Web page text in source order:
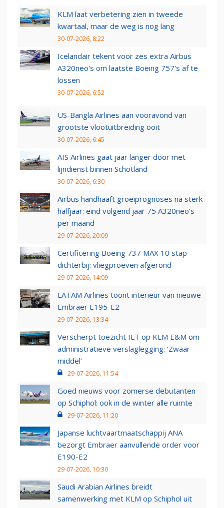
KLM laat verbetering zien in tweede
kwartaal, maar de weg is nog lang
30-07-2026, 8:22
Icelandair tekent voor zes extra Airbus
A320neo's om laatste Boeing 757's af te
lossen
30-07-2026, 6:52
US-Bangla Airlines aan vooravond van
grootste vlootuitbreiding ooit
30-07-2026, 6:45
AIS Airlines gaat jaar langer door met
lijndienst binnen Schotland
30-07-2026, 6:30
Airbus handhaaft groeiprognoses na sterk
halfjaar: eind volgend jaar 75 A320neo’s
per maand
29-07-2026, 20:09
Certificering Boeing 737 MAX 10 stap
dichterbij: vliegproeven afgerond
29-07-2026, 14:09
LATAM Airlines toont interieur van nieuwe
Embraer E195-E2
29-07-2026, 13:34
Verscherpt toezicht ILT op KLM E&M om
administratieve verslaglegging: ‘Zwaar
middel’
29-07-2026, 11:54
Goed nieuws voor zomerse debutanten
op Schiphol: ook in de winter alle ruimte
29-07-2026, 11:20
Japanse luchtvaartmaatschappij ANA
bezorgt Embraer aanvullende order voor
E190-E2
29-07-2026, 10:30
Saudi Arabian Airlines breidt
samenwerking met KLM op Schiphol uit